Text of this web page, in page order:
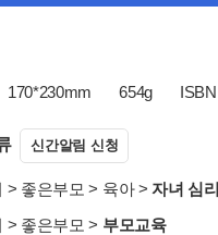
170*230mm 654g
신간알림 신청
> 좋은부모 > 육아>자녀 심리
> 좋은부모 > 부모교육